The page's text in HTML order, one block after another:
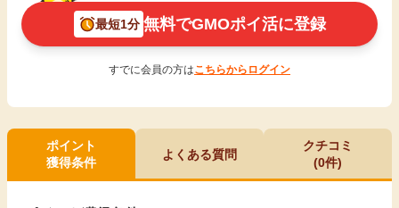
最短1分 無料でGMOポイ活に登録
すでに会員の方はこちらからログイン
ポイント
獲得条件
よくある質問
クチコミ
(0件)